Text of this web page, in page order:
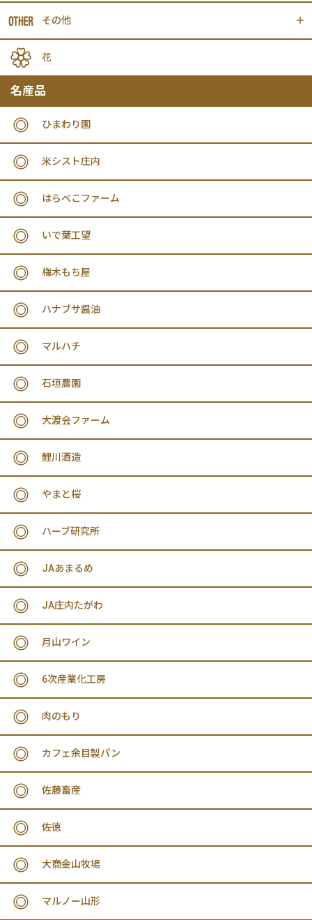
その他
花
名産品
ひまわり園
米シスト庄内
はらぺこファーム
いで葉工望
梅木もち屋
ハナブサ醤油
マルハチ
石垣農園
大渡会ファーム
鯉川酒造
やまと桜
ハーブ研究所
JAあまるめ
JA庄内たがわ
月山ワイン
6次産業化工房
肉のもり
カフェ余目製パン
佐藤畜産
佐徳
大商金山牧場
マルノー山形